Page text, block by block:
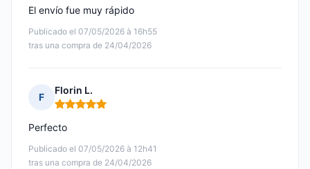
Publicado el 07/05/2026 à 16h55
tras una compra de 24/04/2026
El envío fue muy rápido
F
Florin L.
Nota: 5 de 5
Publicado el 07/05/2026 à 12h41
tras una compra de 24/04/2026
Perfecto